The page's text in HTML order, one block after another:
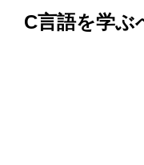
C言語を学ぶ